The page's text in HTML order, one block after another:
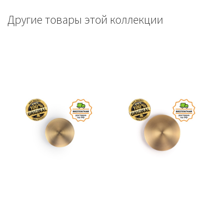
Другие товары этой коллекции